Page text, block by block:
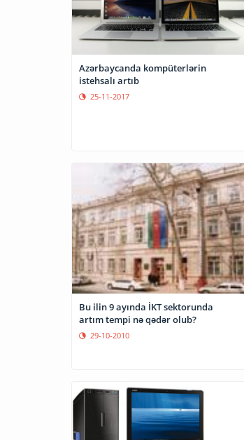
Azərbaycanda kompüterlərin
istehsalı artıb
25-11-2017
Bu ilin 9 ayında İKT sektorunda
artım tempi nə qədər olub?
29-10-2010